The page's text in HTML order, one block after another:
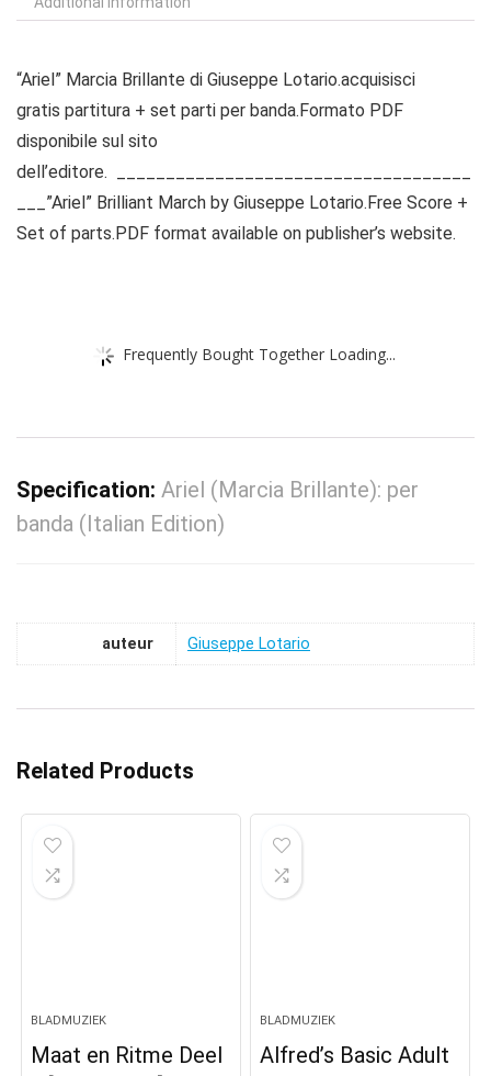
“Ariel” Marcia Brillante di Giuseppe Lotario.acquisisci
gratis partitura + set parti per banda.Formato PDF
disponibile sul sito
dell’editore. ____________________________________
___”Ariel” Brilliant March by Giuseppe Lotario.Free Score +
Set of parts.PDF format available on publisher’s website.
Frequently Bought Together Loading...
Specification: Ariel (Marcia Brillante): per
banda (Italian Edition)
auteur Giuseppe Lotario
Related Products
BLADMUZIEK
Maat en Ritme Deel
BLADMUZIEK
Alfred’s Basic Adult